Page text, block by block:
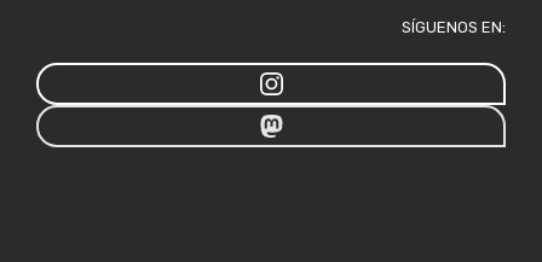
SÍGUENOS EN: